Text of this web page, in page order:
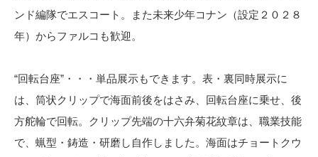
ンド編隊でエスコート。また未来少年コナン（設定２０２８
年）からファルコも歓迎。
“回転台座”・・・単品展示もできます。表・裏同時展示に
は、筒状クリップで海面前後をはさみ、回転台座に乗せ、後
方舵輪で回転。クリップ先端の十六弁菊花紋章は、職業技能
で、蝋型・鋳造・研磨し自作しました。海面はチョートクウ